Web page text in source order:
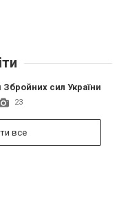
сил України
23
все